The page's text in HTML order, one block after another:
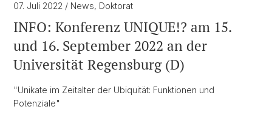
07. Juli 2022 / News, Doktorat
INFO: Konferenz UNIQUE!? am 15.
und 16. September 2022 an der
Universität Regensburg (D)
"Unikate im Zeitalter der Ubiquität: Funktionen und
Potenziale"